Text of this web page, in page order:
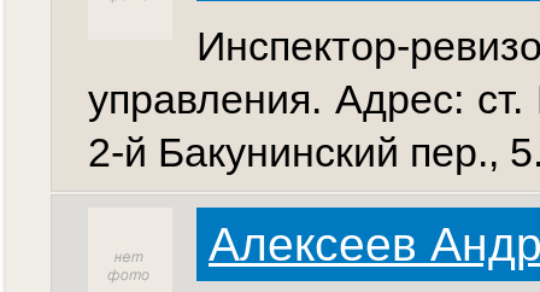
Инспектор-
управления. Адрес:
2-й Бакунинский пер.,
Алексеев